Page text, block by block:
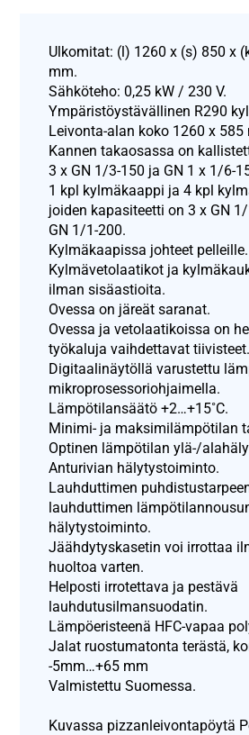
Ulkomitat: (l) 1260 x (s) 850 x
mm.
Sähköteho: 0,25 kW / 230 V.
Ympäristöystävällinen R290
Leivonta-alan koko 1260 x 585
Kannen takaosassa on
3 x GN 1/3-150 ja GN 1 x 1/6-
1 kpl kylmäkaappi ja 4 kpl
joiden kapasiteetti on 3 x GN
GN 1/1-200.
Kylmäkaapissa johteet pelleille.
Kylmävetolaatikot ja
ilman sisäastioita.
Ovessa on järeät saranat.
Ovessa ja vetolaatikoissa on
työkaluja vaihdettavat tiivisteet.
Digitaalinäytöllä varustettu
mikroprosessoriohjaimella.
Lämpötilansäätö +2…+15˚C.
Minimi- ja maksimilämpötilan
Optinen lämpötilan ylä-/
Anturivian hälytystoiminto.
Lauhduttimen
lauhduttimen
hälytystoiminto.
Jäähdytyskasetin voi irrottaa
huoltoa varten.
Helposti irrotettava ja pestävä
lauhdutusilmansuodatin.
Lämpöeristeenä HFC-vapaa
Jalat ruostumatonta terästä,
-5mm…+65 mm
Valmistettu Suomessa.
Kuvassa pizzanleivontapöytä